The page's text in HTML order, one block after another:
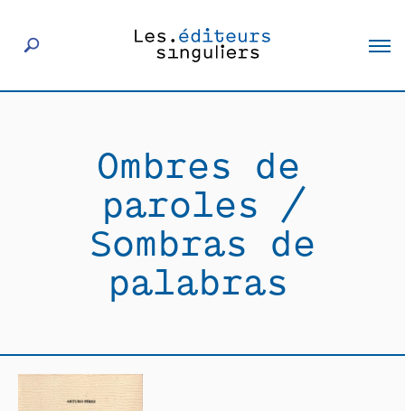
Ombres de
paroles /
Sombras de
palabras